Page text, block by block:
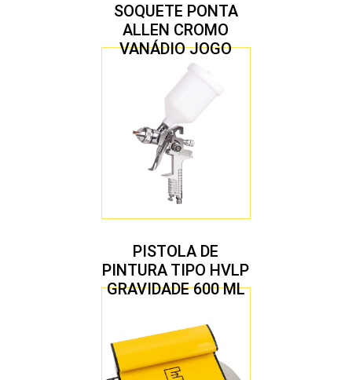
SOQUETE PONTA
ALLEN CROMO
VANÁDIO JOGO
COM 10 PEÇAS
PISTOLA DE
PINTURA TIPO HVLP
GRAVIDADE 600 ML
1,7 MM